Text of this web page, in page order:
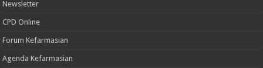
Newsletter
CPD Online
Forum Kefarmasian
Agenda Kefarmasian